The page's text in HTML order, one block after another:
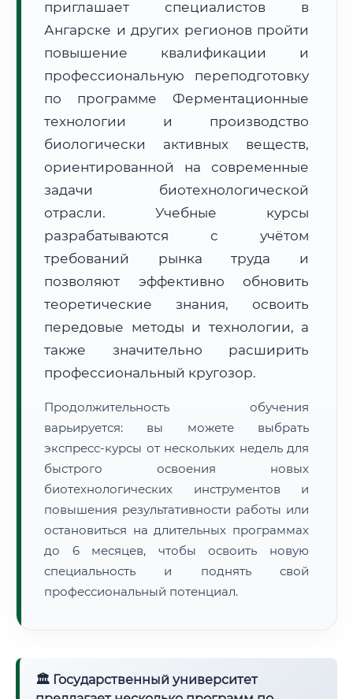
• Маршрут транзита:~1 399 км
📜 Документы и аккредитация ФИС ФРДО
🔍 Нажмите на документ для увеличения и просмотра
приглашает специалистов в
Ангарске и других регионов пройти
повышение квалификации и
профессиональную переподготовку
по программе Ферментационные
технологии и производство
биологически активных веществ,
ориентированной на современные
задачи биотехнологической
отрасли. Учебные курсы
разрабатываются с учётом
требований рынка труда и
позволяют эффективно обновить
теоретические знания, освоить
передовые методы и технологии, а
также значительно расширить
профессиональный кругозор.
Продолжительность обучения
варьируется: вы можете выбрать
экспресс-курсы от нескольких недель для
быстрого освоения новых
биотехнологических инструментов и
повышения результативности работы или
остановиться на длительных программах
до 6 месяцев, чтобы освоить новую
специальность и поднять свой
профессиональный потенциал.
🏛 Государственный университет